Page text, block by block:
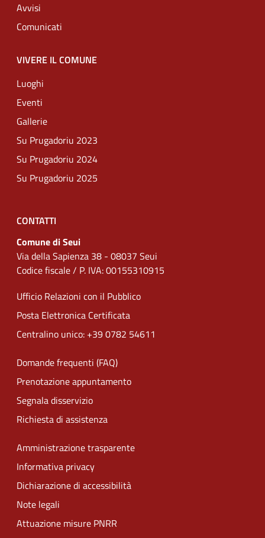
Avvisi
Comunicati
VIVERE IL COMUNE
Luoghi
Eventi
Gallerie
Su Prugadoriu 2023
Su Prugadoriu 2024
Su Prugadoriu 2025
CONTATTI
Comune di Seui
Via della Sapienza 38 - 08037 Seui
Codice fiscale / P. IVA: 00155310915
Ufficio Relazioni con il Pubblico
Posta Elettronica Certificata
Centralino unico: +39 0782 54611
Domande frequenti (FAQ)
Prenotazione appuntamento
Segnala disservizio
Richiesta di assistenza
Amministrazione trasparente
Informativa privacy
Dichiarazione di accessibilità
Note legali
Attuazione misure PNRR